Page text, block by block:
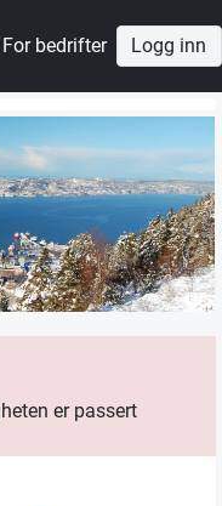
For bedrifter Logg inn
er passert